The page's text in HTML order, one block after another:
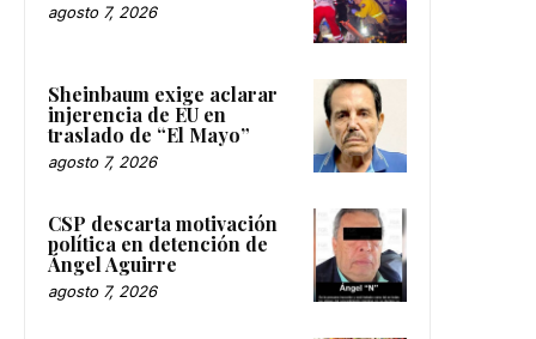
agosto 7, 2026
Sheinbaum exige aclarar
injerencia de EU en
traslado de “El Mayo”
agosto 7, 2026
CSP descarta motivación
política en detención de
Ángel Aguirre
agosto 7, 2026